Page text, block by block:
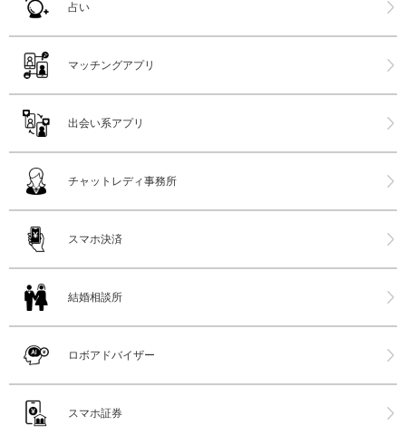
占い
マッチングアプリ
出会い系アプリ
チャットレディ事務所
スマホ決済
結婚相談所
ロボアドバイザー
スマホ証券